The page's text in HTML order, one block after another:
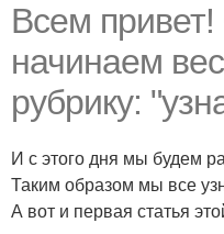
Всем
начинаем
рубрику:
И с этого дня мы будем
Таким образом мы все
А вот и первая статья